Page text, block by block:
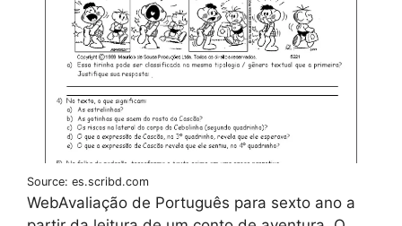
Source: es.scribd.com
WebAvaliação de Português para sexto ano a